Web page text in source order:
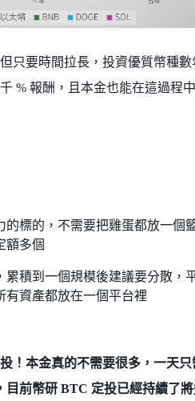
只要時間拉長，投資優質幣種數
% 報酬，且本金也能在這過程
的標的，不需要把雞蛋都放一個
額多個
累積到一個規模後建議要分散，
有資產都放在一個平台裡
！本金真的不需要很多，一天只
目前幣研 BTC 定投已經持續了